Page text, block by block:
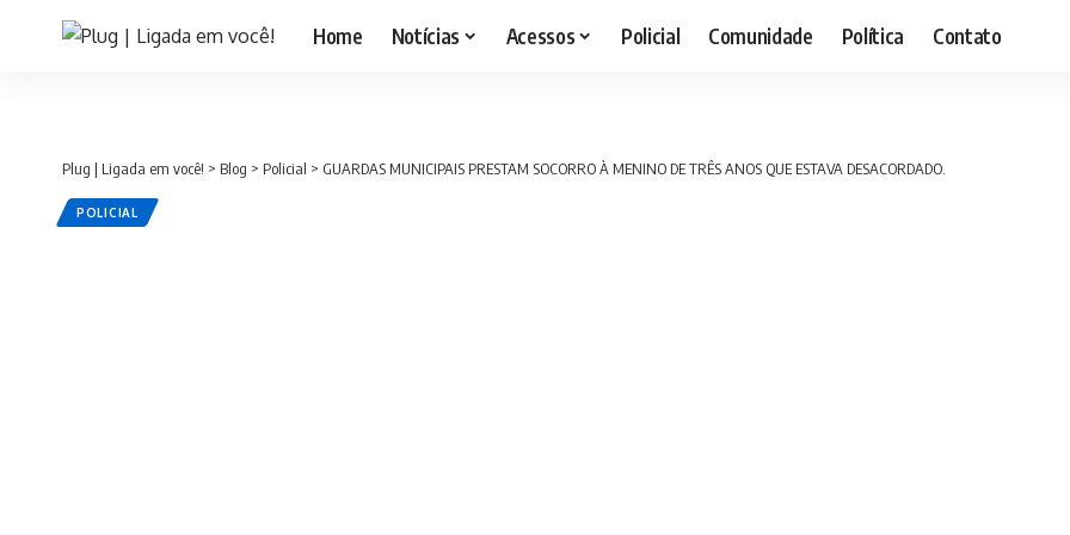
Home Notícias Acessos Policial Comunidade Política Contato
Plug | Ligada em você! > Blog > Policial > GUARDAS MUNICIPAIS PRESTAM SOCORRO À MENINO DE TRÊS ANOS QUE ESTAVA DESACORDADO.
POLICIAL